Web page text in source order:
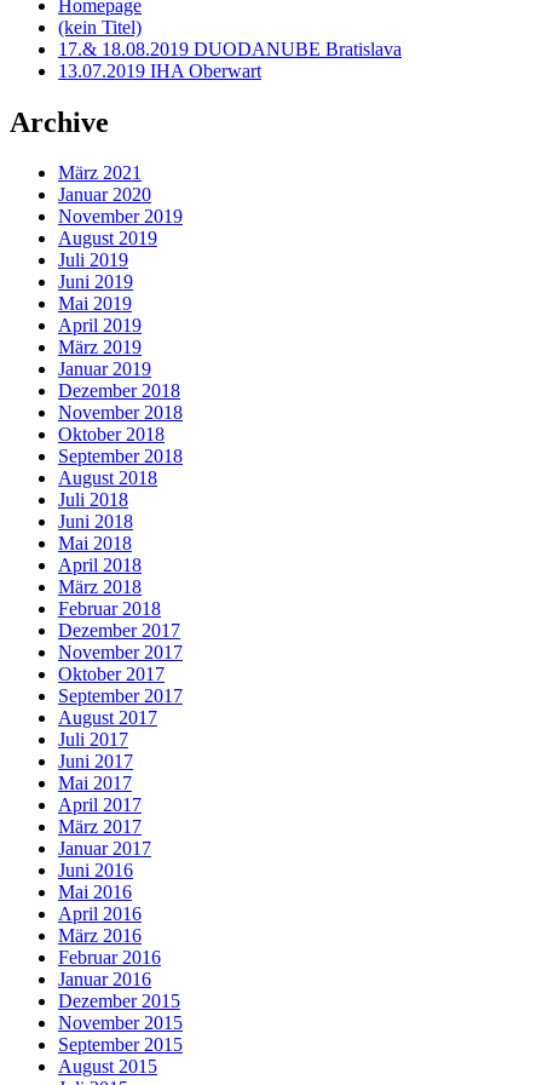
Homepage
(kein Titel)
17.& 18.08.2019 DUODANUBE Bratislava
13.07.2019 IHA Oberwart
Archive
März 2021
Januar 2020
November 2019
August 2019
Juli 2019
Juni 2019
Mai 2019
April 2019
März 2019
Januar 2019
Dezember 2018
November 2018
Oktober 2018
September 2018
August 2018
Juli 2018
Juni 2018
Mai 2018
April 2018
März 2018
Februar 2018
Dezember 2017
November 2017
Oktober 2017
September 2017
August 2017
Juli 2017
Juni 2017
Mai 2017
April 2017
März 2017
Januar 2017
Juni 2016
Mai 2016
April 2016
März 2016
Februar 2016
Januar 2016
Dezember 2015
November 2015
September 2015
August 2015